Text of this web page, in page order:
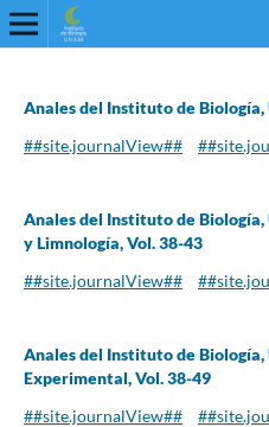
Anales del Instituto de Biología,
##site.journalView##
Anales del Instituto de
y Limnología, Vol. 38-43
##site.journalView##
Anales del Instituto de Biología,
Experimental, Vol. 38-49
##site.journalView##